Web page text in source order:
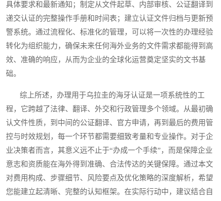
具体要求和最新通知；制定从文件起草、内部审核、公证翻译到
递交认证的完整操作手册和时间表；建立认证文件归档与更新预
警系统。通过流程化、标准化的管理，可以将一次性的办理经验
转化为组织能力，确保未来任何海外业务的文件需求都能得到高
效、准确的响应，从而为企业的全球化运营奠定坚实的文书基
础。
综上所述，办理用于乌拉圭的海牙认证是一项系统性的工
程，它跨越了法律、翻译、外交和行政管理多个领域。从最初确
认文件性质，到中间的公证翻译、官方申请，再到最后的费用管
控与时效规划，每一个环节都需要细致考量和专业操作。对于企
业决策者而言，其意义远不止于“办成一个手续”，而是保障企业
意志和资质能在海外得到准确、合法传达的关键保障。通过本文
对费用构成、步骤细节、风险要点及优化策略的深度解析，希望
您能建立起清晰、完整的认知框架。在实际行动中，建议结合自